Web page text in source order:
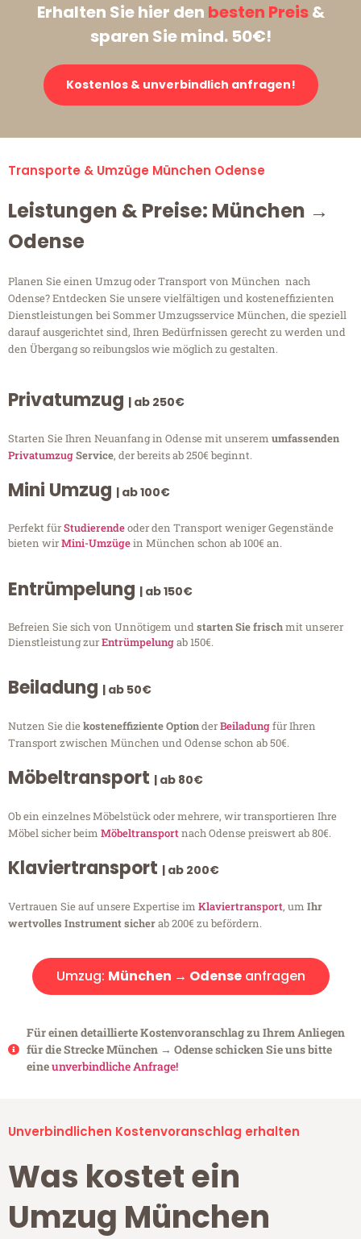
Erhalten Sie hier den besten Preis&
sparen Sie mind. 50€!
Kostenlos & unverbindlich anfragen!
Transporte & Umzüge München Odense
Leistungen & Preise: München →
Odense
Planen Sie einen Umzug oder Transport von München nach
Odense? Entdecken Sie unsere vielfältigen und kosteneffizienten
Dienstleistungen bei Sommer Umzugsservice München, die speziell
darauf ausgerichtet sind, Ihren Bedürfnissen gerecht zu werden und
den Übergang so reibungslos wie möglich zu gestalten.
Privatumzug | ab 250€
Starten Sie Ihren Neuanfang in Odense mit unserem umfassenden
PrivatumzugService, der bereits ab 250€ beginnt.
Mini Umzug | ab 100€
Perfekt fürStudierendeoder den Transport weniger Gegenstände
bieten wirMini-Umzügein München schon ab 100€ an.
Entrümpelung | ab 150€
Befreien Sie sich von Unnötigem undstarten Sie frischmit unserer
Dienstleistung zurEntrümpelungab 150€.
Beiladung | ab 50€
Nutzen Sie diekosteneffiziente OptionderBeiladungfür Ihren
Transport zwischen München und Odense schon ab 50€.
Möbeltransport | ab 80€
Ob ein einzelnes Möbelstück oder mehrere, wir transportieren Ihre
Möbel sicher beim Möbeltransportnach Odense preiswert ab 80€.
Klaviertransport | ab 200€
Vertrauen Sie auf unsere Expertise im Klaviertransport, um Ihr
wertvolles Instrument sicherab 200€ zu befördern.
Umzug: München → Odenseanfragen
Für einen detaillierte Kostenvoranschlag zu Ihrem Anliegen
für die Strecke München → Odense schicken Sie uns bitte
eineunverbindliche Anfrage!
Unverbindlichen Kostenvoranschlag erhalten
Was kostet ein
Umzug München